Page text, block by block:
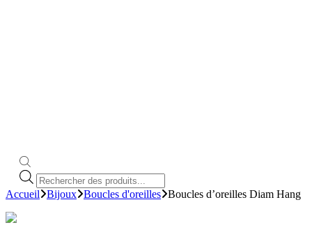
Recherche
de
produits
Accueil Bijoux Boucles d'oreilles Boucles d’oreilles Diam Hang